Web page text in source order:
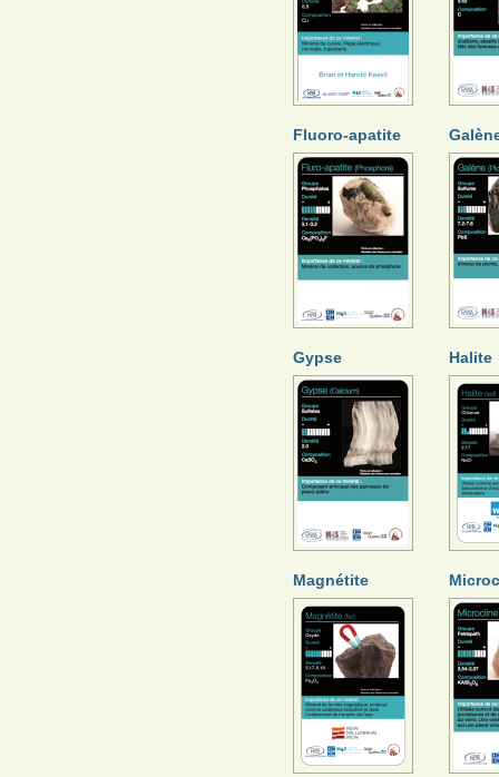
Fluoro-apatite
Gypse Halite
Magnétite